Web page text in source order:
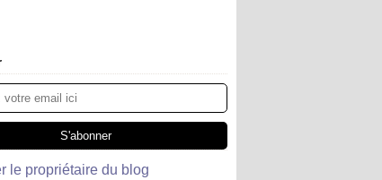
le propriétaire du blog